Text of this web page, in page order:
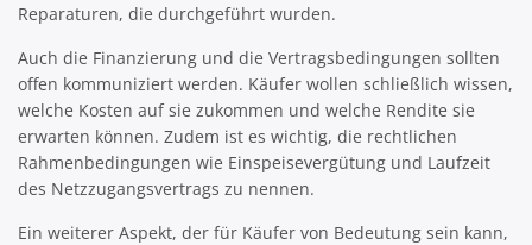
Reparaturen, die durchgeführt wurden.
Auch die Finanzierung und die Vertragsbedingungen sollten
offen kommuniziert werden. Käufer wollen schließlich wissen,
welche Kosten auf sie zukommen und welche Rendite sie
erwarten können. Zudem ist es wichtig, die rechtlichen
Rahmenbedingungen wie Einspeisevergütung und Laufzeit
des Netzzugangsvertrags zu nennen.
Ein weiterer Aspekt, der für Käufer von Bedeutung sein kann,